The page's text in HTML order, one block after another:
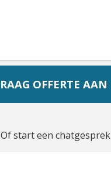
Of start een chatgesprek